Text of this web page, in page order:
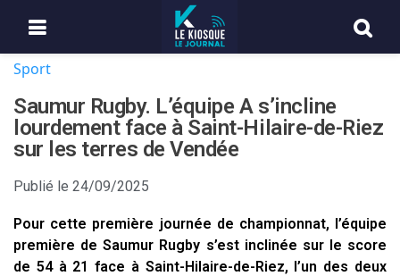
Sport
Saumur Rugby. L’équipe A s’incline
lourdement face à Saint-Hilaire-de-Riez
sur les terres de Vendée
Publié le 24/09/2025
Pour cette première journée de championnat, l’équipe
première de Saumur Rugby s’est inclinée sur le score
de 54 à 21 face à Saint-Hilaire-de-Riez, l’un des deux